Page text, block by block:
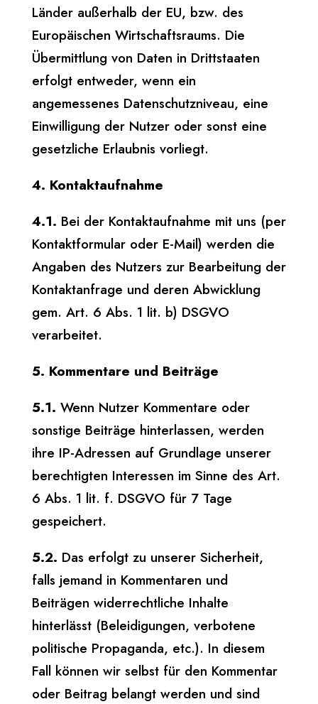
Länder außerhalb der EU, bzw. des
Europäischen Wirtschaftsraums. Die
Übermittlung von Daten in Drittstaaten
erfolgt entweder, wenn ein
angemessenes Datenschutzniveau, eine
Einwilligung der Nutzer oder sonst eine
gesetzliche Erlaubnis vorliegt.
4. Kontaktaufnahme
4.1. Bei der Kontaktaufnahme mit uns (per
Kontaktformular oder E-Mail) werden die
Angaben des Nutzers zur Bearbeitung der
Kontaktanfrage und deren Abwicklung
gem. Art. 6 Abs. 1 lit. b) DSGVO
verarbeitet.
5. Kommentare und Beiträge
5.1. Wenn Nutzer Kommentare oder
sonstige Beiträge hinterlassen, werden
ihre IP-Adressen auf Grundlage unserer
berechtigten Interessen im Sinne des Art.
6 Abs. 1 lit. f. DSGVO für 7 Tage
gespeichert.
5.2. Das erfolgt zu unserer Sicherheit,
falls jemand in Kommentaren und
Beiträgen widerrechtliche Inhalte
hinterlässt (Beleidigungen, verbotene
politische Propaganda, etc.). In diesem
Fall können wir selbst für den Kommentar
oder Beitrag belangt werden und sind